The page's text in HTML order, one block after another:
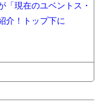
「現在のユベントス・
介！トップ下に